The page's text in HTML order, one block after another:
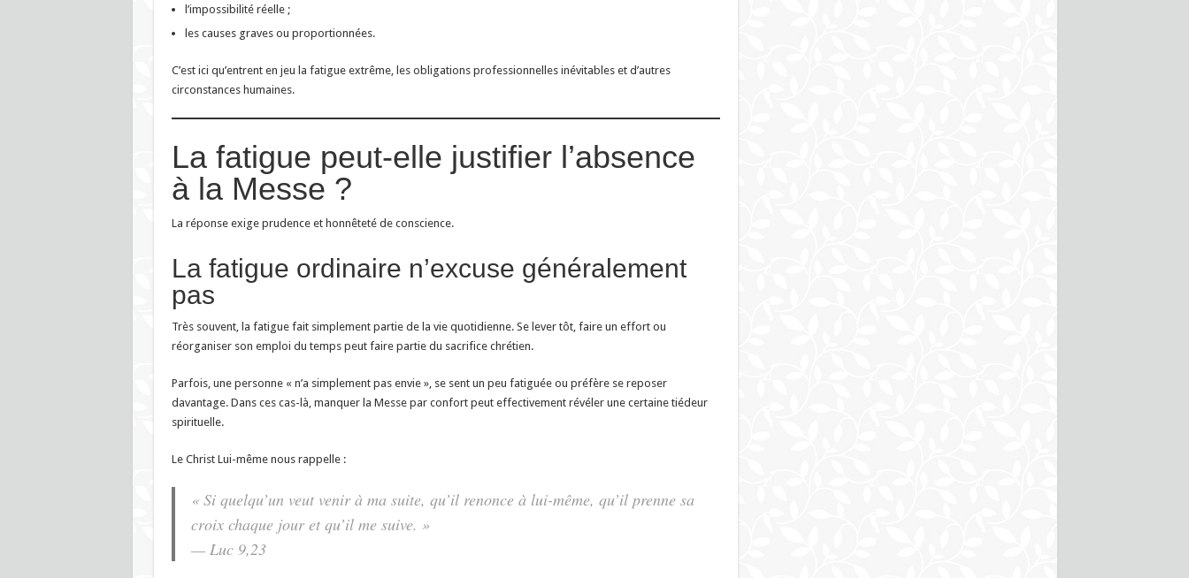
l’impossibilité réelle ;
les causes graves ou proportionnées.
C’est ici qu’entrent en jeu la fatigue extrême, les obligations professionnelles inévitables et d’autres
circonstances humaines.
La fatigue peut-elle justifier l’absence
à la Messe ?
La réponse exige prudence et honnêteté de conscience.
La fatigue ordinaire n’excuse généralement
pas
Très souvent, la fatigue fait simplement partie de la vie quotidienne. Se lever tôt, faire un effort ou
réorganiser son emploi du temps peut faire partie du sacrifice chrétien.
Parfois, une personne « n’a simplement pas envie », se sent un peu fatiguée ou préfère se reposer
davantage. Dans ces cas-là, manquer la Messe par confort peut effectivement révéler une certaine tiédeur
spirituelle.
Le Christ Lui-même nous rappelle :
« Si quelqu’un veut venir à ma suite, qu’il renonce à lui-même, qu’il prenne sa
croix chaque jour et qu’il me suive. »
— Luc 9,23